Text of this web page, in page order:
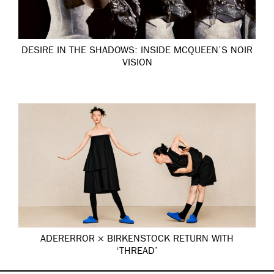
DESIRE IN THE SHADOWS: INSIDE MCQUEEN’S NOIR
VISION
ADERERROR × BIRKENSTOCK RETURN WITH
‘THREAD’